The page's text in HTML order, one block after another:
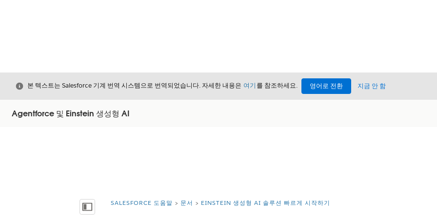
닫기본 텍스트는 Salesforce 기계 번역 시스템으로 번역되었습니다. 자세한 내용은 여기 를 참조하세요. 영어로 전환 지금 안 함
Agentforce 및 Einstein 생성형 AI
목차 표시 위치:
SALESFORCE 도움말 문서 EINSTEIN 생성형 AI 솔루션 빠르게 시작하기